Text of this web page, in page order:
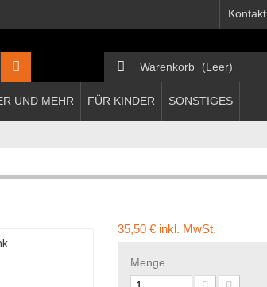
Kontakt
Warenkorb (Leer)
UND MEHR FÜR KINDER SONSTIGES
35,50 €inkl. MwSt.
Menge